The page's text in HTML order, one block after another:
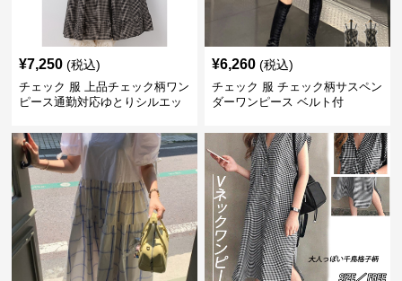
¥7,250 (税込)
チェック 服 上品チェック柄ワン
ピース通勤対応ゆとりシルエッ
¥6,260 (税込)
チェック 服 チェック柄サスペン
ダーワンピース ベルト付